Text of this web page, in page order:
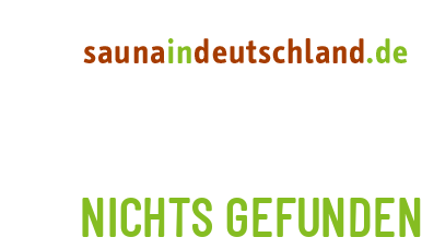
NICHTS GEFUNDEN